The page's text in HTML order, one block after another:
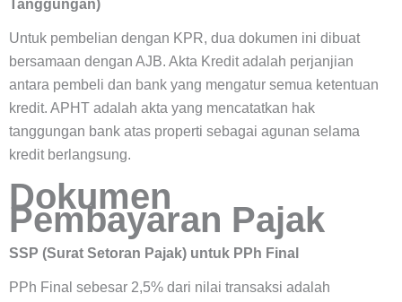
Tanggungan)
Untuk pembelian dengan KPR, dua dokumen ini dibuat
bersamaan dengan AJB. Akta Kredit adalah perjanjian
antara pembeli dan bank yang mengatur semua ketentuan
kredit. APHT adalah akta yang mencatatkan hak
tanggungan bank atas properti sebagai agunan selama
kredit berlangsung.
Dokumen
Pembayaran Pajak
SSP (Surat Setoran Pajak) untuk PPh Final
PPh Final sebesar 2,5% dari nilai transaksi adalah